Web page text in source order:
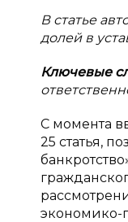
В статье
долей в
Ключевые
С момента
25 статья,
экономико-